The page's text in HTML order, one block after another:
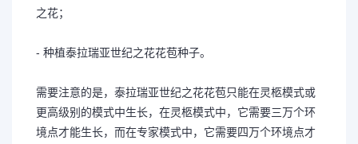
之花；
- 种植泰拉瑞亚世纪之花花苞种子。
需要注意的是，泰拉瑞亚世纪之花花苞只能在灵柩模式或
更高级别的模式中生长，在灵柩模式中，它需要三万个环
境点才能生长，而在专家模式中，它需要四万个环境点才